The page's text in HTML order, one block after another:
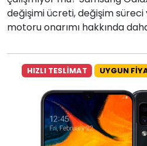
değişimi ücreti, değişim
motoru onarımı hakkında
HIZLI TESLİMAT UYGUN